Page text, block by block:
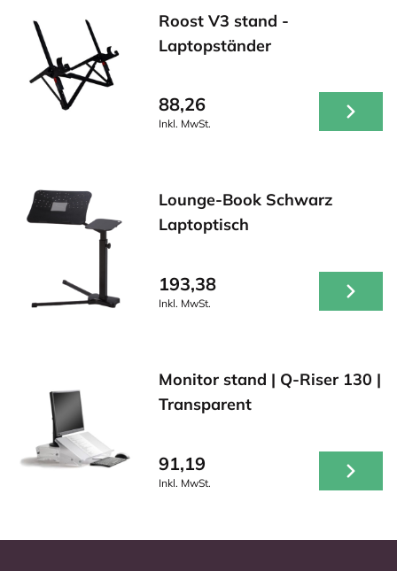
Roost V3 stand -
Laptopständer
88,26
Inkl. MwSt.
Lounge-Book Schwarz
Laptoptisch
193,38
Inkl. MwSt.
Monitor stand | Q-Riser 130 |
Transparent
91,19
Inkl. MwSt.